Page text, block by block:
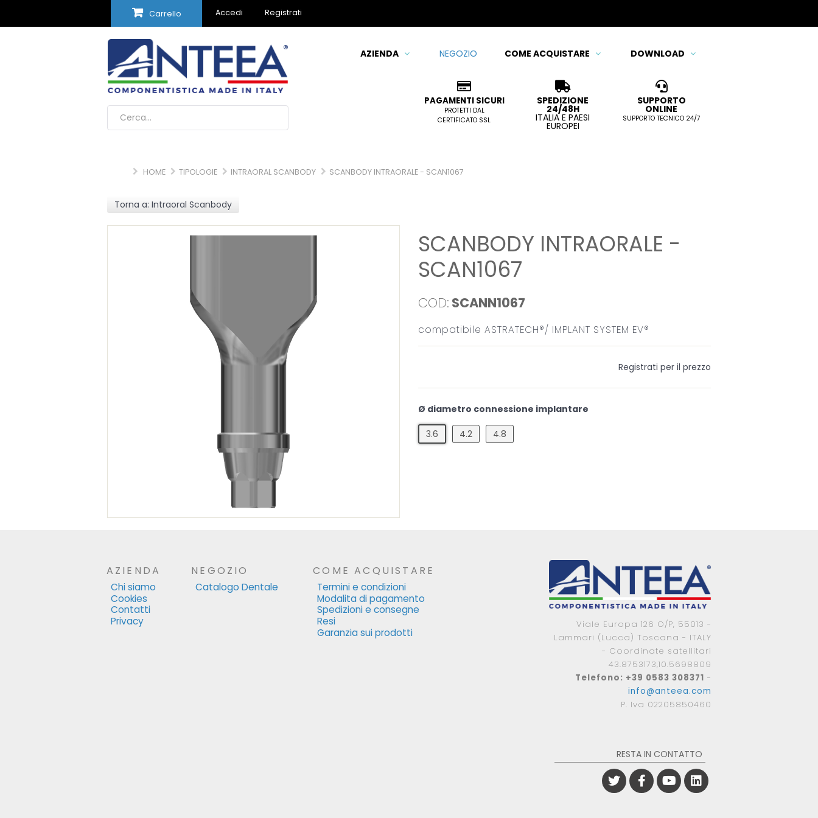
Carrello Accedi Registrati
AZIENDA NEGOZIO COME ACQUISTARE DOWNLOAD
PAGAMENTI SICURI
PROTETTI DAL
CERTIFICATO SSL
SPEDIZIONE
24/48H
ITALIA E PAESI
EUROPEI
SUPPORTO
ONLINE
SUPPORTO TECNICO 24/7
HOME TIPOLOGIE INTRAORAL SCANBODY SCANBODY INTRAORALE - SCAN1067
Torna a: Intraoral Scanbody
SCANBODY INTRAORALE -
SCAN1067
COD: SCANN1067
compatibile ASTRATECH®/ IMPLANT SYSTEM EV®
Registrati per il prezzo
Ø diametro connessione implantare
3.6 4.2 4.8
AZIENDA
Chi siamo
Cookies
Contatti
Privacy
NEGOZIO
Catalogo Dentale
COME ACQUISTARE
Termini e condizioni
Modalita di pagamento
Spedizioni e consegne
Resi
Garanzia sui prodotti
Viale Europa 126 O/P, 55013 -
Lammari (Lucca) Toscana - ITALY
- Coordinate satellitari
43.8753173,10.5698809
Telefono: +39 0583 308371 -
info@anteea.com
P. Iva 02205850460
RESTA IN CONTATTO